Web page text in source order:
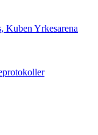
Kuben Yrkesarena